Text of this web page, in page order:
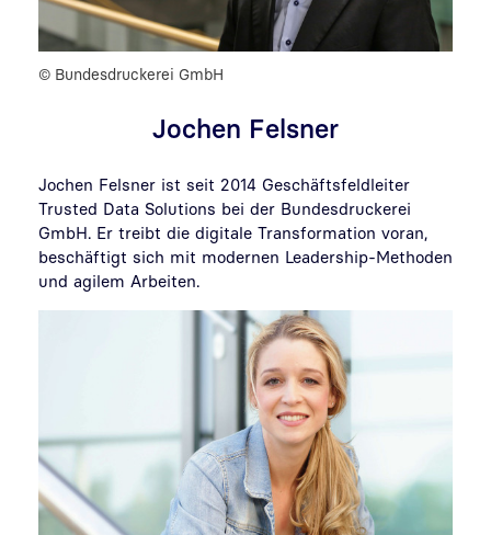
© Bundesdruckerei GmbH
Jochen Felsner
Jochen Felsner ist seit 2014 Geschäftsfeldleiter
Trusted Data Solutions bei der Bundesdruckerei
GmbH. Er treibt die digitale Transformation voran,
beschäftigt sich mit modernen Leadership-Methoden
und agilem Arbeiten.